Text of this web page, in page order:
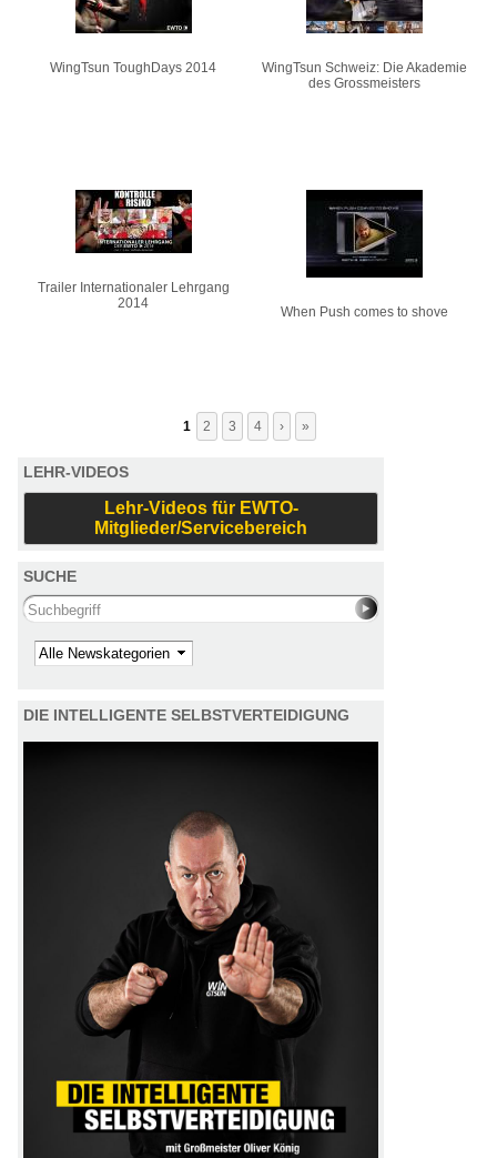
WingTsun ToughDays 2014
WingTsun Schweiz: Die Akademie
des Grossmeisters
Trailer Internationaler Lehrgang
2014
When Push comes to shove
1 2 3 4 › »
LEHR-VIDEOS
Lehr-Videos für EWTO-
Mitglieder/Servicebereich
SUCHE
Search this site
Kategorie
DIE INTELLIGENTE SELBSTVERTEIDIGUNG